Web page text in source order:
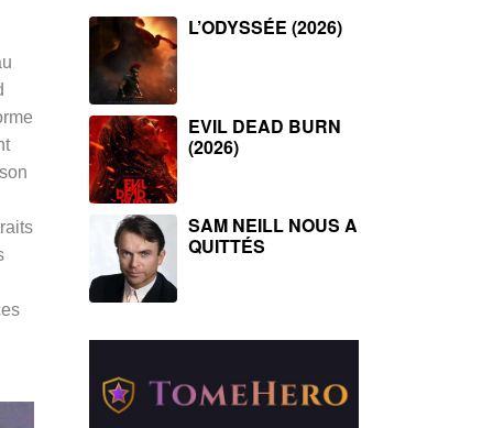
L’ODYSSÉE (2026)
EVIL DEAD BURN
(2026)
SAM NEILL NOUS A
QUITTÉS